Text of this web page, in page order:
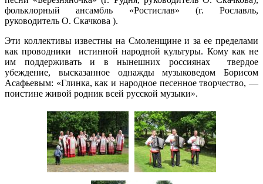
фольклорный ансамбль «Ростислав» (г. Рославль,
руководитель О. Скачкова ).
Эти коллективы известны на Смоленщине и за ее пределами
как проводники истинной народной культуры. Кому как не
им поддерживать и в нынешних россиянах твердое
убеждение, высказанное однажды музыковедом Борисом
Асафьевым: «Глинка, как и народное песенное творчество, —
поистине живой родник всей русской музыки».